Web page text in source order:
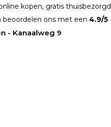
kopen, gratis thuisbezorgd
beoordelen ons met een 4.9/5
- Kanaalweg 9